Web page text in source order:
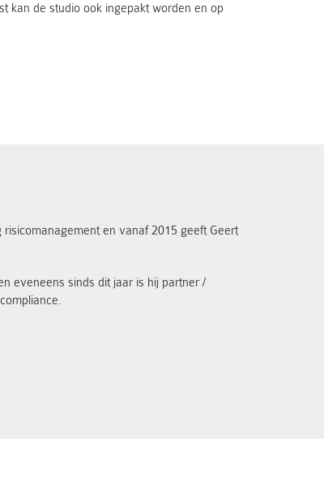
kan de studio ook ingepakt worden en op
en vanaf 2015 geeft Geert
eveneens sinds dit jaar is hij partner /